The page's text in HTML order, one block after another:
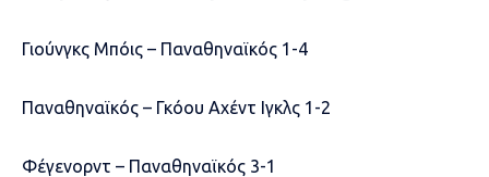
Γιούνγκς Μπόις – Παναθηναϊκός 1-4
Παναθηναϊκός – Γκόου Αχέντ Ιγκλς 1-2
Φέγενορντ – Παναθηναϊκός 3-1